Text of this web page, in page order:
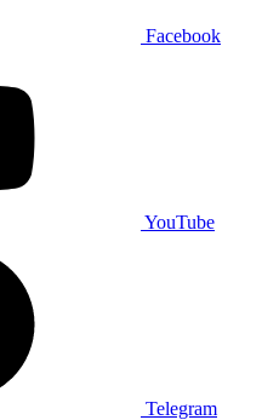
Facebook
YouTube
Telegram